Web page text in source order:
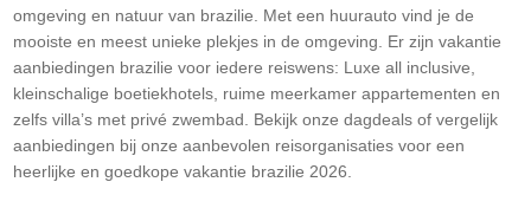
omgeving en natuur van brazilie. Met een huurauto vind je de
mooiste en meest unieke plekjes in de omgeving. Er zijn vakantie
aanbiedingen brazilie voor iedere reiswens: Luxe all inclusive,
kleinschalige boetiekhotels, ruime meerkamer appartementen en
zelfs villa’s met privé zwembad. Bekijk onze dagdeals of vergelijk
aanbiedingen bij onze aanbevolen reisorganisaties voor een
heerlijke en goedkope vakantie brazilie 2026.